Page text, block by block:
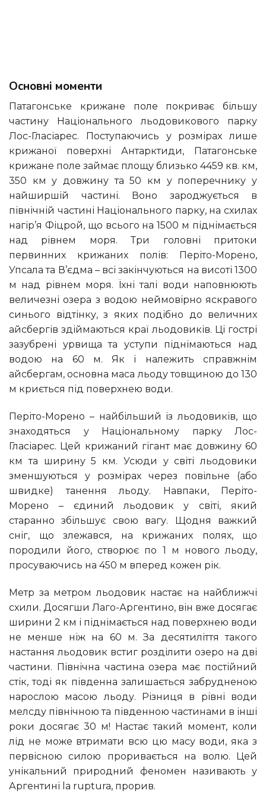
Основні моменти
Патагонське крижане поле покриває більшу
частину Національного льодовикового парку
Лос-Гласіарес. Поступаючись у розмірах лише
крижаної поверхні Антарктиди, Патагонське
крижане поле займає площу близько 4459 кв. км,
350 км у довжину та 50 км у поперечнику у
найширшій частині. Воно зароджується в
північній частині Національного парку, на схилах
нагір’я Фіцрой, що всього на 1500 м піднімається
над рівнем моря. Три головні притоки
первинних крижаних полів: Періто-Морено,
Упсала та В’єдма – всі закінчуються на висоті 1300
м над рівнем моря. Їхні талі води наповнюють
величезні озера з водою неймовірно яскравого
синього відтінку, з яких подібно до величних
айсбергів здіймаються краї льодовиків. Ці гострі
зазубрені урвища та уступи піднімаються над
водою на 60 м. Як і належить справжнім
айсбергам, основна маса льоду товщиною до 130
м криється під поверхнею води.
Періто-Морено – найбільший із льодовиків, що
знаходяться у Національному парку Лос-
Гласіарес. Цей крижаний гігант має довжину 60
км та ширину 5 км. Усюди у світі льодовики
зменшуються у розмірах через повільне (або
швидке) танення льоду. Навпаки, Періто-
Морено – єдиний льодовик у світі, який
старанно збільшує свою вагу. Щодня важкий
сніг, що злежався, на крижаних полях, що
породили його, створює по 1 м нового льоду,
просуваючись на 450 м вперед кожен рік.
Метр за метром льодовик настає на найближчі
схили. Досягши Лаго-Аргентино, він вже досягає
ширини 2 км і піднімається над поверхнею води
не менше ніж на 60 м. За десятиліття такого
настання льодовик встиг розділити озеро на дві
частини. Північна частина озера має постійний
стік, тоді як південна залишається забрудненою
нарослою масою льоду. Різниця в рівні води
мелсду північною та південною частинами в інші
роки досягає 30 м! Настає такий момент, коли
лід не може втримати всю цю масу води, яка з
первісною силою проривається на волю. Цей
унікальний природний феномен називають у
Аргентині la ruptura, прорив.